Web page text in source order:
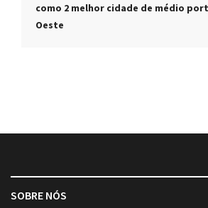
como 2 melhor cidade de médio
Oeste
SOBRE NÓS